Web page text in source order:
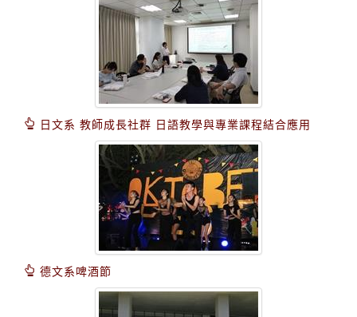
日文系 教師成長社群 日語教學與專業課程結合應用
德文系啤酒節